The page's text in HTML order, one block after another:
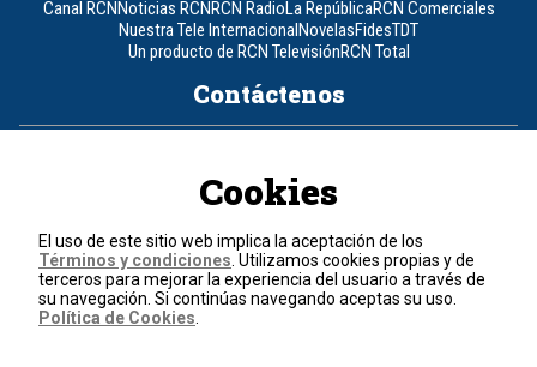
Canal RCNNoticias RCNRCN RadioLa RepúblicaRCN Comerciales
Nuestra Tele InternacionalNovelasFidesTDT
Un producto de RCN TelevisiónRCN Total
Contáctenos
Política de cookies
Términos y condiciones
© 2026, RCN Medios.
Todos los derechos reservados.
Cookies
El uso de este sitio web implica la aceptación de los
Términos y condiciones . Utilizamos cookies propias y de
terceros para mejorar la experiencia del usuario a través de
su navegación. Si continúas navegando aceptas su uso.
Política de Cookies